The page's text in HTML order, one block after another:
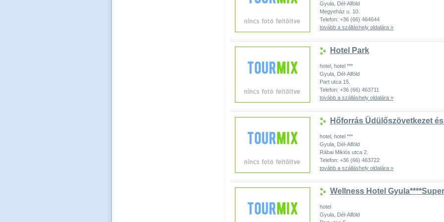
Gyula, Dél-Alföld
Megyeház u. 10.
Telefon: +36 (66) 464644
tovább a szálláshely oldalára »
Hotel Park
hotel, hotel ***
Gyula, Dél-Alföld
Part utca 15.
Telefon: +36 (66) 463711
tovább a szálláshely oldalára »
Hőforrás Üdülőszövetkezet és
hotel, hotel ***
Gyula, Dél-Alföld
Rábai Miklós utca 2.
Telefon: +36 (66) 463722
tovább a szálláshely oldalára »
Wellness Hotel
hotel
Gyula, Dél-Alföld